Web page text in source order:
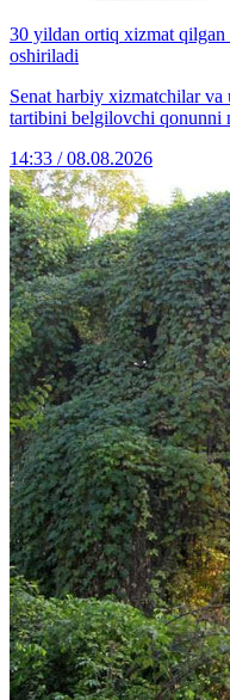
30 yildan ortiq xizmat
oshiriladi
Senat harbiy xizmatchilar
tartibini belgilovchi qonunni
14:33 / 08.08.2026